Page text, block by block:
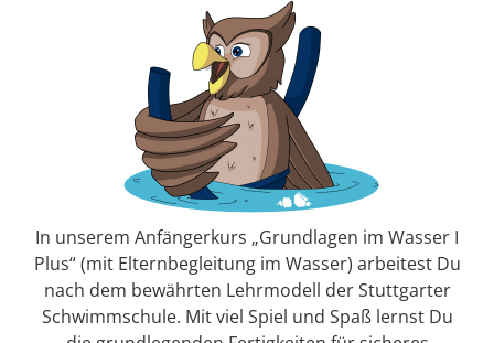
In unserem Anfängerkurs „Grundlagen im Wasser I
Plus“ (mit Elternbegleitung im Wasser) arbeitest Du
nach dem bewährten Lehrmodell der Stuttgarter
Schwimmschule. Mit viel Spiel und Spaß lernst Du